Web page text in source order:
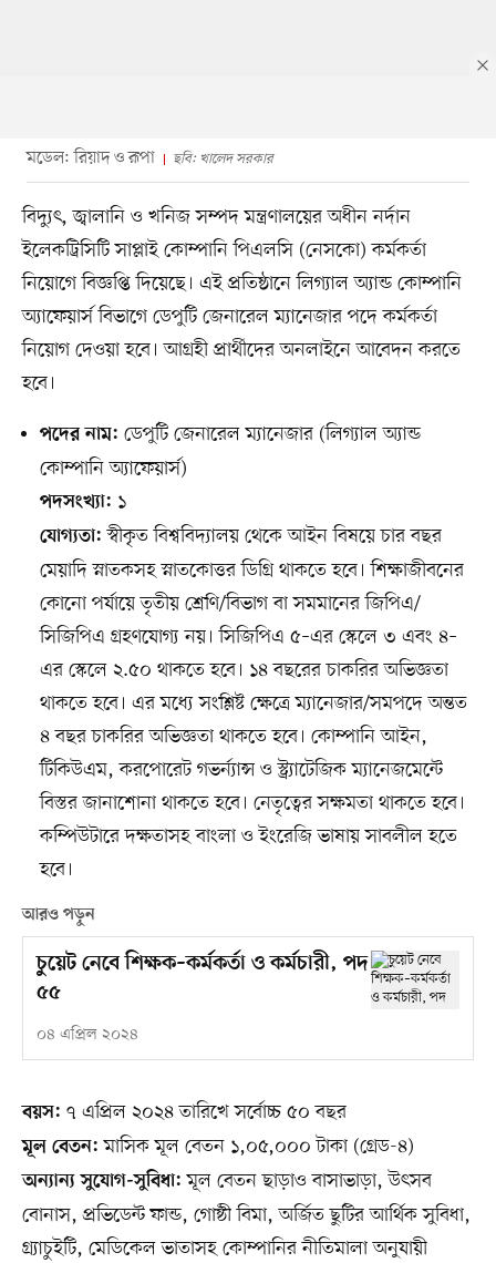
মডেল: রিয়াদ ও রূপা ছবি: খালেদ সরকার
বিদ্যুৎ, জ্বালানি ও খনিজ সম্পদ মন্ত্রণালয়ের অধীন নর্দান
ইলেকট্রিসিটি সাপ্লাই কোম্পানি পিএলসি (নেসকো) কর্মকর্তা
নিয়োগে বিজ্ঞপ্তি দিয়েছে। এই প্রতিষ্ঠানে লিগ্যাল অ্যান্ড কোম্পানি
অ্যাফেয়ার্স বিভাগে ডেপুটি জেনারেল ম্যানেজার পদে কর্মকর্তা
নিয়োগ দেওয়া হবে। আগ্রহী প্রার্থীদের অনলাইনে আবেদন করতে
হবে।
পদের নাম: ডেপুটি জেনারেল ম্যানেজার (লিগ্যাল অ্যান্ড
কোম্পানি অ্যাফেয়ার্স)
পদসংখ্যা: ১
যোগ্যতা: স্বীকৃত বিশ্ববিদ্যালয় থেকে আইন বিষয়ে চার বছর
মেয়াদি স্নাতকসহ স্নাতকোত্তর ডিগ্রি থাকতে হবে। শিক্ষাজীবনের
কোনো পর্যায়ে তৃতীয় শ্রেণি/বিভাগ বা সমমানের জিপিএ/
সিজিপিএ গ্রহণযোগ্য নয়। সিজিপিএ ৫–এর স্কেলে ৩ এবং ৪–
এর স্কেলে ২.৫০ থাকতে হবে। ১৪ বছরের চাকরির অভিজ্ঞতা
থাকতে হবে। এর মধ্যে সংশ্লিষ্ট ক্ষেত্রে ম্যানেজার/সমপদে অন্তত
৪ বছর চাকরির অভিজ্ঞতা থাকতে হবে। কোম্পানি আইন,
টিকিউএম, করপোরেট গভর্ন্যান্স ও স্ট্র্যাটেজিক ম্যানেজমেন্টে
বিস্তর জানাশোনা থাকতে হবে। নেতৃত্বের সক্ষমতা থাকতে হবে।
কম্পিউটারে দক্ষতাসহ বাংলা ও ইংরেজি ভাষায় সাবলীল হতে
হবে।
আরও পড়ুন
চুয়েট নেবে শিক্ষক–কর্মকর্তা ও কর্মচারী, পদ
৫৫
০৪ এপ্রিল ২০২৪
বয়স: ৭ এপ্রিল ২০২৪ তারিখে সর্বোচ্চ ৫০ বছর
মূল বেতন: মাসিক মূল বেতন ১,০৫,০০০ টাকা (গ্রেড-৪)
অন্যান্য সুযোগ-সুবিধা: মূল বেতন ছাড়াও বাসাভাড়া, উৎসব
বোনাস, প্রভিডেন্ট ফান্ড, গোষ্ঠী বিমা, অর্জিত ছুটির আর্থিক সুবিধা,
গ্র্যাচুইটি, মেডিকেল ভাতাসহ কোম্পানির নীতিমালা অনুযায়ী